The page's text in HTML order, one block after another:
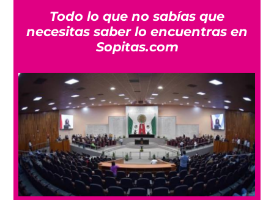
Todo lo que no sabías que
necesitas saber lo encuentras en
Sopitas.com